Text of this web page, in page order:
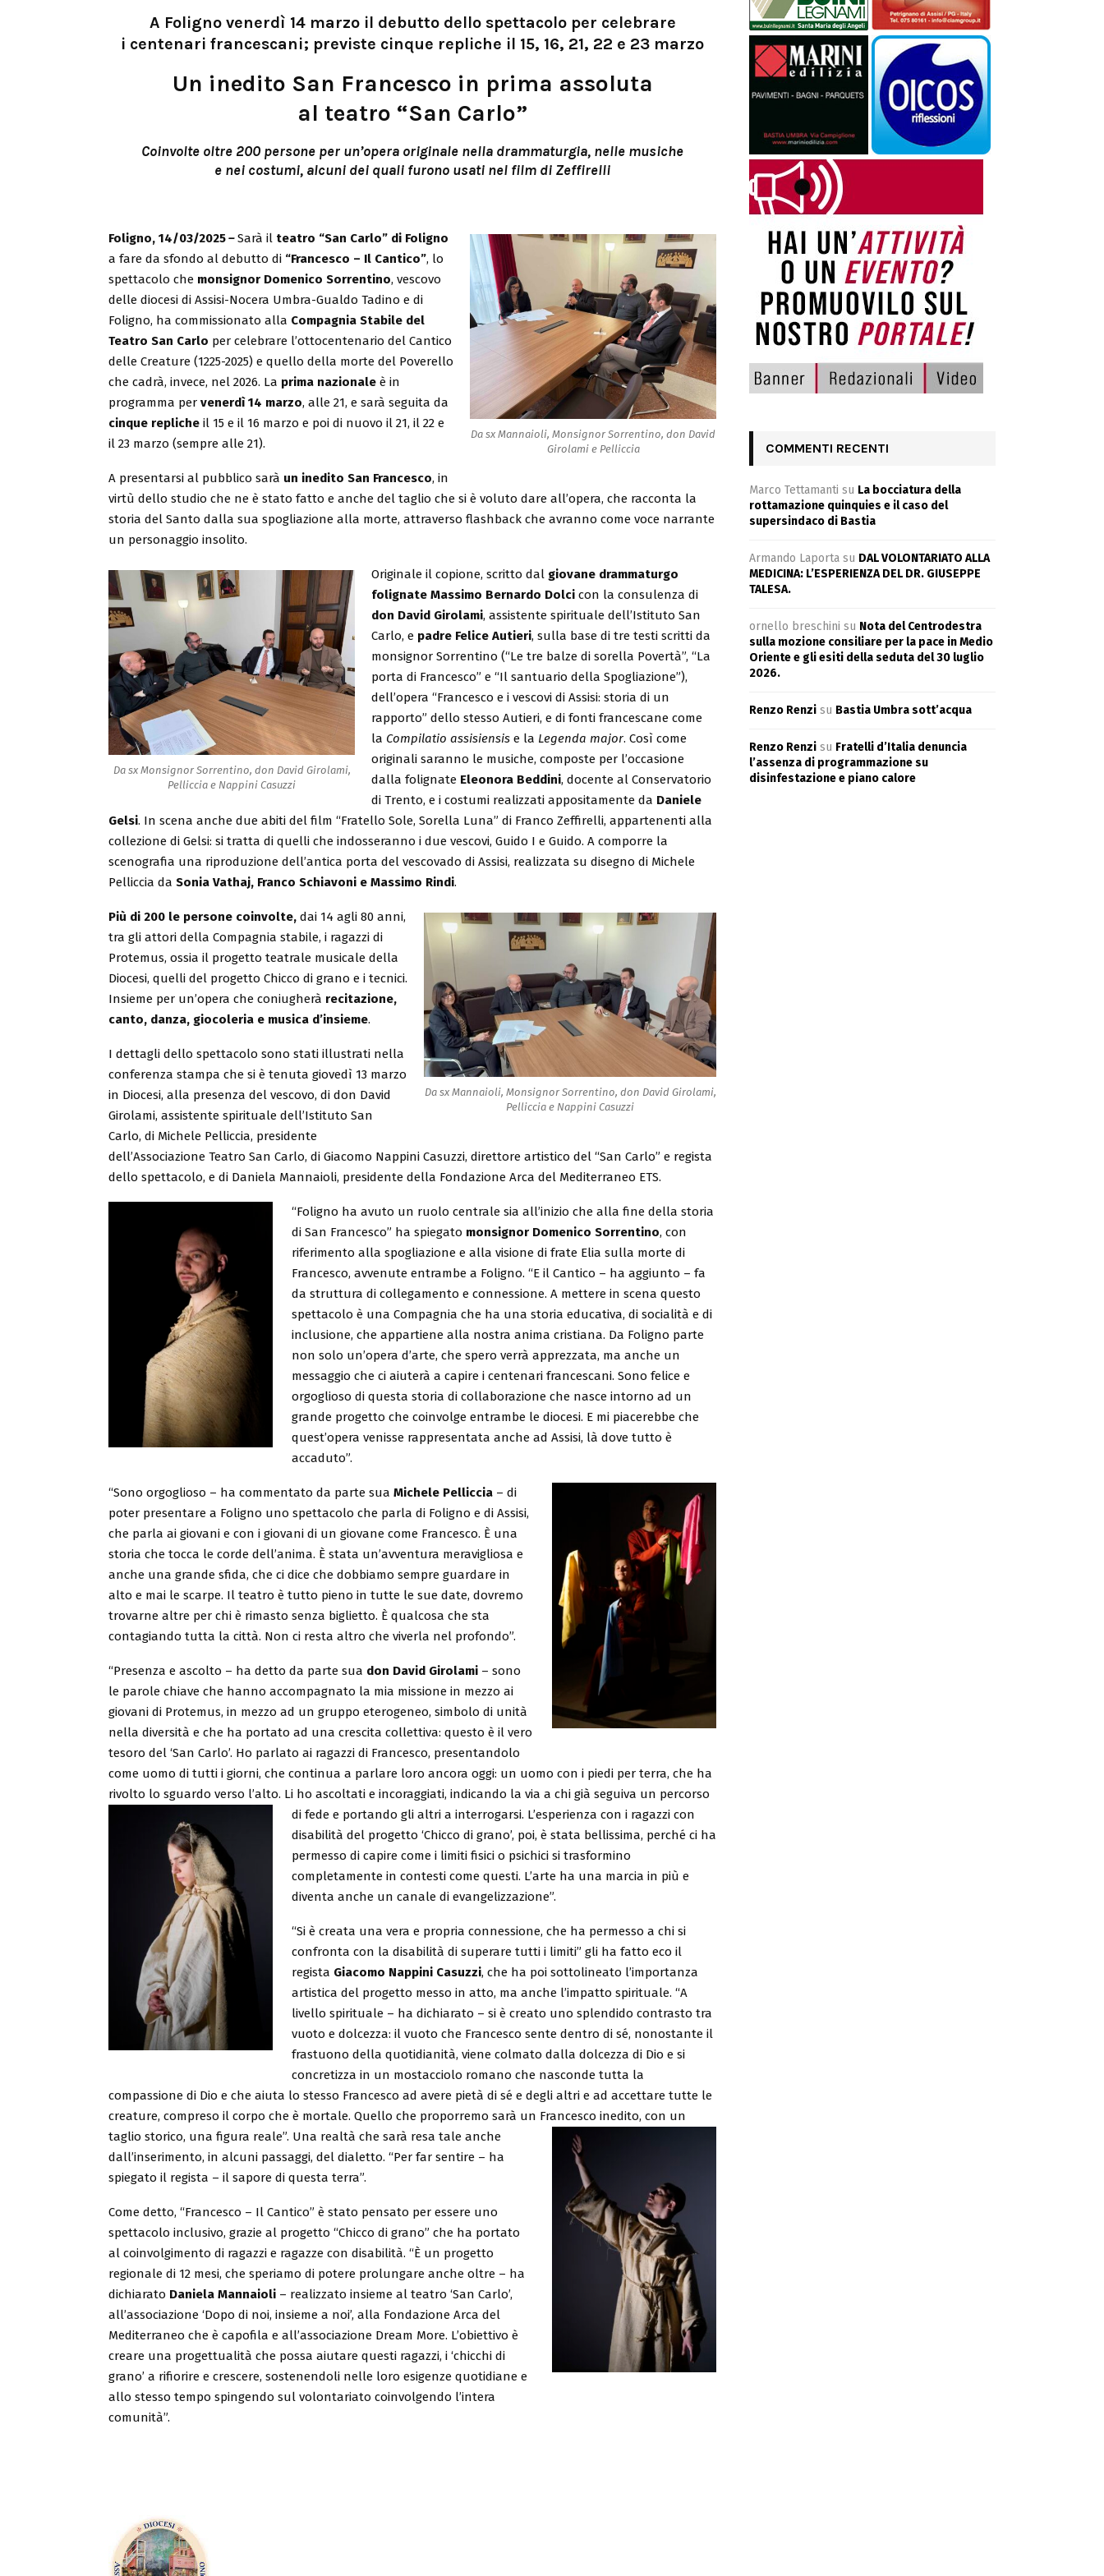
A Foligno venerdì 14 marzo il debutto dello spettacolo per celebrare
i centenari francescani; previste cinque repliche il 15, 16, 21, 22 e 23 marzo
Un inedito San Francesco in prima assoluta
al teatro “San Carlo”
Coinvolte oltre 200 persone per un’opera originale nella drammaturgia, nelle musiche
e nei costumi, alcuni dei quali furono usati nel film di Zeffirelli
Da sx Mannaioli, Monsignor Sorrentino, don David
Girolami e Pelliccia
Foligno, 14/03/2025–Sarà il teatro “San Carlo” di Foligno
a fare da sfondo al debutto di “Francesco – Il Cantico”, lo
spettacolo che monsignor Domenico Sorrentino, vescovo
delle diocesi di Assisi-Nocera Umbra-Gualdo Tadino e di
Foligno, ha commissionato alla Compagnia Stabile del
Teatro San Carlo per celebrare l’ottocentenario del Cantico
delle Creature (1225-2025) e quello della morte del Poverello
che cadrà, invece, nel 2026. La prima nazionale è in
programma per venerdì 14 marzo, alle 21, e sarà seguita da
cinque repliche il 15 e il 16 marzo e poi di nuovo il 21, il 22 e
il 23 marzo (sempre alle 21).
A presentarsi al pubblico sarà un inedito San Francesco, in
virtù dello studio che ne è stato fatto e anche del taglio che si è voluto dare all’opera, che racconta la
storia del Santo dalla sua spogliazione alla morte, attraverso flashback che avranno come voce narrante
un personaggio insolito.
Da sx Monsignor Sorrentino, don David Girolami,
Pelliccia e Nappini Casuzzi
Originale il copione, scritto dal giovane drammaturgo
folignate Massimo Bernardo Dolcicon la consulenza di
don David Girolami, assistente spirituale dell’Istituto San
Carlo, e padre Felice Autieri, sulla base di tre testi scritti da
monsignor Sorrentino (“Le tre balze di sorella Povertà”, “La
porta di Francesco” e “Il santuario della Spogliazione”),
dell’opera “Francesco e i vescovi di Assisi: storia di un
rapporto” dello stesso Autieri, e di fonti francescane come
la Compilatio assisiensise la Legenda major. Così come
originali saranno le musiche, composte per l’occasione
dalla folignate Eleonora Beddini, docente al Conservatorio
di Trento, e i costumi realizzati appositamente da Daniele
Gelsi. In scena anche due abiti del film “Fratello Sole, Sorella Luna” di Franco Zeffirelli, appartenenti alla
collezione di Gelsi: si tratta di quelli che indosseranno i due vescovi, Guido I e Guido. A comporre la
scenografia una riproduzione dell’antica porta del vescovado di Assisi, realizzata su disegno di Michele
Pelliccia da Sonia Vathaj, Franco Schiavoni e Massimo Rindi.
Da sx Mannaioli, Monsignor Sorrentino, don David Girolami,
Pelliccia e Nappini Casuzzi
Più di 200 le persone coinvolte, dai 14 agli 80 anni,
tra gli attori della Compagnia stabile, i ragazzi di
Protemus, ossia il progetto teatrale musicale della
Diocesi, quelli del progetto Chicco di grano e i tecnici.
Insieme per un’opera che coniugherà recitazione,
canto, danza, giocoleria e musica d’insieme.
I dettagli dello spettacolo sono stati illustrati nella
conferenza stampa che si è tenuta giovedì 13 marzo
in Diocesi, alla presenza del vescovo, di don David
Girolami, assistente spirituale dell’Istituto San
Carlo, di Michele Pelliccia, presidente
dell’Associazione Teatro San Carlo, di Giacomo Nappini Casuzzi, direttore artistico del “San Carlo” e regista
dello spettacolo, e di Daniela Mannaioli, presidente della Fondazione Arca del Mediterraneo ETS.
“Foligno ha avuto un ruolo centrale sia all’inizio che alla fine della storia
di San Francesco” ha spiegato monsignor Domenico Sorrentino, con
riferimento alla spogliazione e alla visione di frate Elia sulla morte di
Francesco, avvenute entrambe a Foligno. “E il Cantico – ha aggiunto – fa
da struttura di collegamento e connessione. A mettere in scena questo
spettacolo è una Compagnia che ha una storia educativa, di socialità e di
inclusione, che appartiene alla nostra anima cristiana. Da Foligno parte
non solo un’opera d’arte, che spero verrà apprezzata, ma anche un
messaggio che ci aiuterà a capire i centenari francescani. Sono felice e
orgoglioso di questa storia di collaborazione che nasce intorno ad un
grande progetto che coinvolge entrambe le diocesi. E mi piacerebbe che
quest’opera venisse rappresentata anche ad Assisi, là dove tutto è
accaduto”.
“Sono orgoglioso – ha commentato da parte sua Michele Pelliccia – di
poter presentare a Foligno uno spettacolo che parla di Foligno e di Assisi,
che parla ai giovani e con i giovani di un giovane come Francesco. È una
storia che tocca le corde dell’anima. È stata un’avventura meravigliosa e
anche una grande sfida, che ci dice che dobbiamo sempre guardare in
alto e mai le scarpe. Il teatro è tutto pieno in tutte le sue date, dovremo
trovarne altre per chi è rimasto senza biglietto. È qualcosa che sta
contagiando tutta la città. Non ci resta altro che viverla nel profondo”.
“Presenza e ascolto – ha detto da parte sua don David Girolami – sono
le parole chiave che hanno accompagnato la mia missione in mezzo ai
giovani di Protemus, in mezzo ad un gruppo eterogeneo, simbolo di unità
nella diversità e che ha portato ad una crescita collettiva: questo è il vero
tesoro del ‘San Carlo’. Ho parlato ai ragazzi di Francesco, presentandolo
come uomo di tutti i giorni, che continua a parlare loro ancora oggi: un uomo con i piedi per terra, che ha
rivolto lo sguardo verso l’alto. Li ho ascoltati e incoraggiati, indicando la via a chi già seguiva un percorso
di fede e portando gli altri a interrogarsi. L’esperienza con i ragazzi con
disabilità del progetto ‘Chicco di grano’, poi, è stata bellissima, perché ci ha
permesso di capire come i limiti fisici o psichici si trasformino
completamente in contesti come questi. L’arte ha una marcia in più e
diventa anche un canale di evangelizzazione”.
“Si è creata una vera e propria connessione, che ha permesso a chi si
confronta con la disabilità di superare tutti i limiti” gli ha fatto eco il
regista Giacomo Nappini Casuzzi, che ha poi sottolineato l’importanza
artistica del progetto messo in atto, ma anche l’impatto spirituale. “A
livello spirituale – ha dichiarato – si è creato uno splendido contrasto tra
vuoto e dolcezza: il vuoto che Francesco sente dentro di sé, nonostante il
frastuono della quotidianità, viene colmato dalla dolcezza di Dio e si
concretizza in un mostacciolo romano che nasconde tutta la
compassione di Dio e che aiuta lo stesso Francesco ad avere pietà di sé e degli altri e ad accettare tutte le
creature, compreso il corpo che è mortale. Quello che proporremo sarà un Francesco inedito, con un
taglio storico, una figura reale”. Una realtà che sarà resa tale anche
dall’inserimento, in alcuni passaggi, del dialetto. “Per far sentire – ha
spiegato il regista – il sapore di questa terra”.
Come detto, “Francesco – Il Cantico” è stato pensato per essere uno
spettacolo inclusivo, grazie al progetto “Chicco di grano” che ha portato
al coinvolgimento di ragazzi e ragazze con disabilità. “È un progetto
regionale di 12 mesi, che speriamo di potere prolungare anche oltre – ha
dichiarato Daniela Mannaioli – realizzato insieme al teatro ‘San Carlo’,
all’associazione ‘Dopo di noi, insieme a noi’, alla Fondazione Arca del
Mediterraneo che è capofila e all’associazione Dream More. L’obiettivo è
creare una progettualità che possa aiutare questi ragazzi, i ‘chicchi di
grano’ a rifiorire e crescere, sostenendoli nelle loro esigenze quotidiane e
allo stesso tempo spingendo sul volontariato coinvolgendo l’intera
comunità”.
COMMENTI RECENTI
Marco Tettamanti su La bocciatura della
rottamazione quinquies e il caso del
supersindaco di Bastia
Armando Laporta su DAL VOLONTARIATO ALLA
MEDICINA: L’ESPERIENZA DEL DR. GIUSEPPE
TALESA.
ornello breschini su Nota del Centrodestra
sulla mozione consiliare per la pace in Medio
Oriente e gli esiti della seduta del 30 luglio
2026.
Renzo Renzi su Bastia Umbra sott’acqua
Renzo Renzi su Fratelli d’Italia denuncia
l’assenza di programmazione su
disinfestazione e piano calore